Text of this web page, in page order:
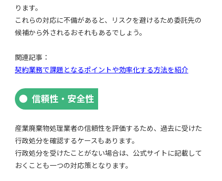
ります。
これらの対応に不備があると、リスクを避けるため委託先の
候補から外されるおそれもあるでしょう。
関連記事：
契約業務で課題となるポイントや効率化する方法を紹介
信頼性・安全性
産業廃棄物処理業者の信頼性を評価するため、過去に受けた
行政処分を確認するケースもあります。
行政処分を受けたことがない場合は、公式サイトに記載して
おくことも一つの対応策となります。